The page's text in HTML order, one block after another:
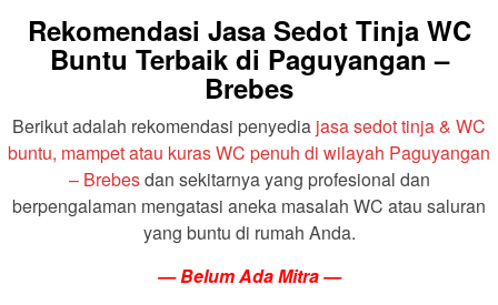
Rekomendasi Jasa Sedot Tinja WC
Buntu Terbaik di Paguyangan –
Brebes
Berikut adalah rekomendasi penyedia jasa sedot tinja & WC
buntu, mampet atau kuras WC penuh di wilayah Paguyangan
– Brebesdan sekitarnya yang profesional dan
berpengalaman mengatasi aneka masalah WC atau saluran
yang buntu di rumah Anda.
— Belum Ada Mitra —